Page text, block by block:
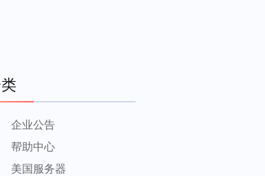
企业公告
帮助中心
美国服务器